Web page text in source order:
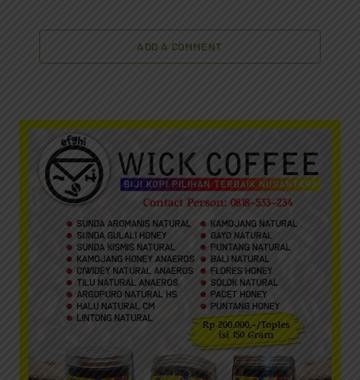
ADD A COMMENT